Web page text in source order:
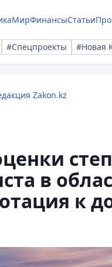
МирФинансыСтатьи
#Спецпроекты #Новая
Zakon.kz
в
к